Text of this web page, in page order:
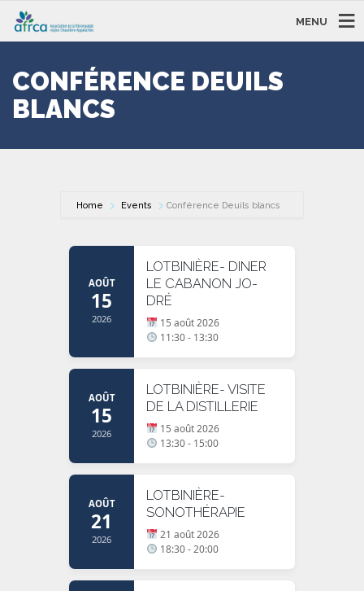
MENU
CONFÉRENCE DEUILS
BLANCS
Home Events Conférence Deuils blancs
AOÛT
15
2026
LOTBINIÈRE- DINER
LE CABANON JO-
DRÉ
15 août 2026
11:30 - 13:30
AOÛT
15
2026
LOTBINIÈRE- VISITE
DE LA DISTILLERIE
15 août 2026
13:30 - 15:00
AOÛT
21
2026
LOTBINIÈRE-
SONOTHÉRAPIE
21 août 2026
18:30 - 20:00